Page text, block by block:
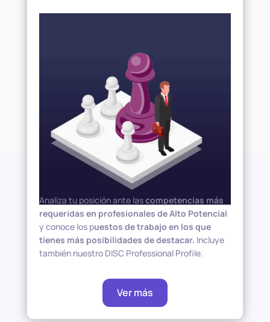
Analiza tu posición ante lascompetencias más
requeridas en profesionales de Alto Potencial
y conoce los puestos de trabajo en los que
tienes más posibilidades de destacar. Incluye
también nuestro DISC Professional Profile.
Ver más